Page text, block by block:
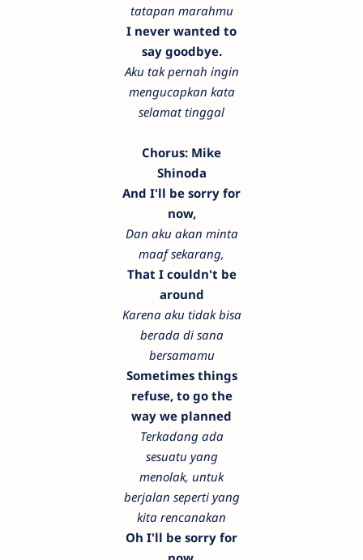
tatapan marahmu
I never wanted to
say goodbye.
Aku tak pernah ingin
mengucapkan kata
selamat tinggal
Chorus: Mike
Shinoda
And I'll be sorry for
now,
Dan aku akan minta
maaf sekarang,
That I couldn't be
around
Karena aku tidak bisa
berada di sana
bersamamu
Sometimes things
refuse, to go the
way we planned
Terkadang ada
sesuatu yang
menolak, untuk
berjalan seperti yang
kita rencanakan
Oh I'll be sorry for